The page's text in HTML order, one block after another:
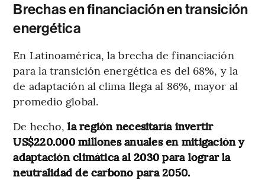
Brechas en financiación en transición
energética
En Latinoamérica, la brecha de financiación
para la transición energética es del 68%, y la
de adaptación al clima llega al 86%, mayor al
promedio global.
De hecho,la región necesitaría invertir
US$220.000 millones anuales en mitigación y
adaptación climática al 2030 para lograr la
neutralidad de carbono para 2050.